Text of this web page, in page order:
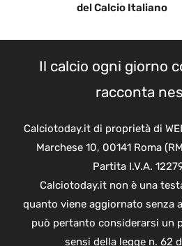
del Calcio Italiano
Il calcio ogni giorno
racconta
Calciotoday.it di proprietà di
Marchese 10, 00141 Roma
Partita I.V.A.
Calciotoday.it non è una
quanto viene aggiornato senza
può pertanto considerarsi un
sensi della legge n. 62